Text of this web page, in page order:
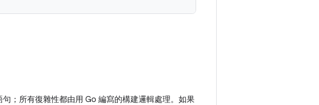
；所有復雜性都由用 Go 編寫的構建邏輯處理。如果